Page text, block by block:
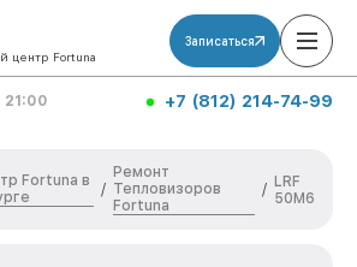
центр Fortuna
Записаться
21:00 +7 (812) 214-74-99
Fortuna в
/
Ремонт
Тепловизоров
Fortuna
/ LRF
50M6